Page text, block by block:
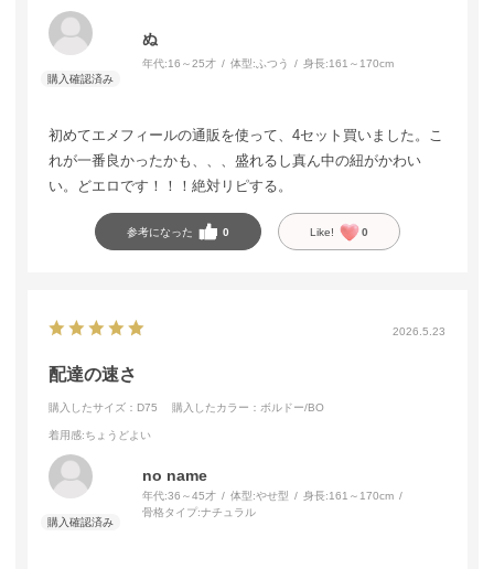
ぬ
年代:16～25才 体型: ふつう 身長:161～170cm
初めてエメフィールの通販を使って、4セット買いました。こ
れが一番良かったかも、、、盛れるし真ん中の紐がかわい
い。どエロです！！！絶対リピする。
参考になった 0 Like! 0
2026.5.23
配達の速さ
購入したサイズ：D75 購入したカラー：ボルドー/BO
着用感:ちょうどよい
no name
年代:36～45才 体型:やせ型 身長:161～170cm
骨格タイプ:ナチュラル